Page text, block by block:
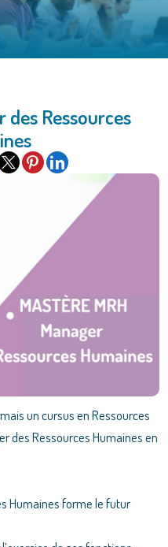
des Ressources
un cursus en Ressources
des Ressources Humaines en
Humaines forme le futur